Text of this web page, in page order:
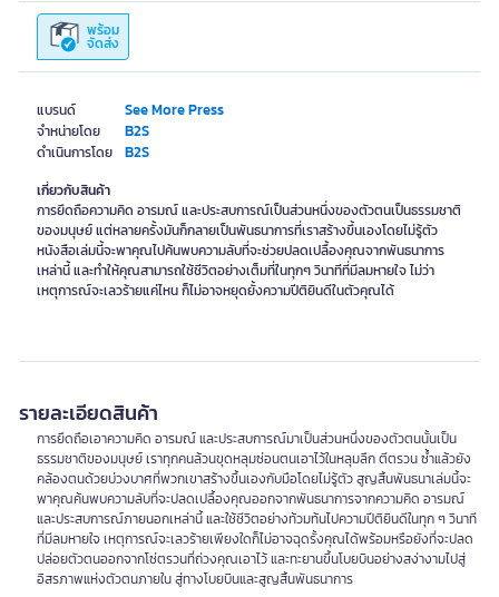
แบรนด์ See More Press
จำหน่ายโดย B2S
ดำเนินการโดย B2S
พร้อม
จัดส่ง
เกี่ยวกับสินค้า
การยึดถือความคิด อารมณ์ และประสบการณ์เป็นส่วนหนึ่งของตัวตนเป็นธรรมชาติ
ของมนุษย์ แต่หลายครั้งมันก็กลายเป็นพันธนาการที่เราสร้างขึ้นเองโดยไม่รู้ตัว
หนังสือเล่มนี้จะพาคุณไปค้นพบความลับที่จะช่วยปลดเปลื้องคุณจากพันธนาการ
เหล่านี้ และทำให้คุณสามารถใช้ชีวิตอย่างเต็มที่ในทุกๆ วินาทีที่มีลมหายใจ ไม่ว่า
เหตุการณ์จะเลวร้ายแค่ไหน ก็ไม่อาจหยุดยั้งความปีติยินดีในตัวคุณได้
รายละเอียดสินค้า
การยึดถือเอาความคิด อารมณ์ และประสบการณ์มาเป็นส่วนหนึ่งของตัวตนนั้นเป็น
ธรรมชาติของมนุษย์ เราทุกคนล้วนขุดหลุมซ่อนตนเอาไว้ในหลุมลึก ตีตรวน ซ้ำแล้วยัง
คล้องตนด้วยบ่วงบาศที่พวกเขาสร้างขึ้นเองกับมือโดยไม่รู้ตัว สูญสิ้นพันธนาเล่มนี้จะ
พาคุณค้นพบความลับที่จะปลดเปลื้องคุณออกจากพันธนาการจากความคิด อารมณ์
และประสบการณ์ภายนอกเหล่านี้ และใช้ชีวิตอย่างท้วมท้นไปความปีติยินดีในทุก ๆ วินาที
ที่มีลมหายใจ เหตุการณ์จะเลวร้ายเพียงใดก็ไม่อาจฉุดรั้งคุณได้พร้อมหรือยังที่จะปลด
ปล่อยตัวตนออกจากโซ่ตรวนที่ถ่วงคุณเอาไว้ และทะยานขึ้นโบยบินอย่างสง่างามไปสู่
อิสรภาพแห่งตัวตนภายใน สู่ทางโบยบินและสูญสิ้นพันธนาการ